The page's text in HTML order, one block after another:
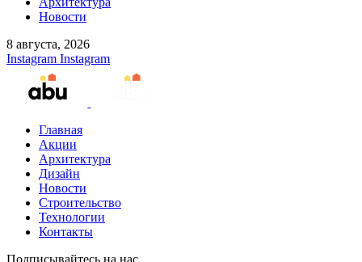
Новости
8 августа, 2026
Instagram Instagram
Главная
Акции
Архитектура
Дизайн
Новости
Строительство
Технологии
Контакты